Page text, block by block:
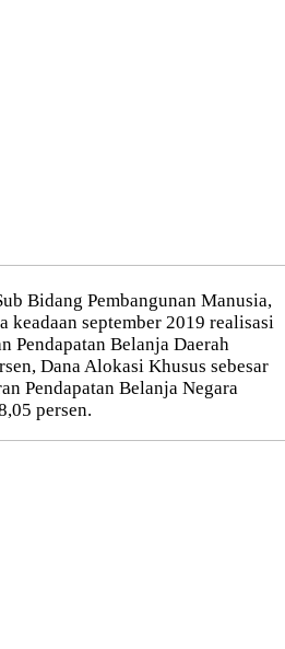
Bidang Pembangunan Manusia,
keadaan september 2019 realisasi
Pendapatan Belanja Daerah
Dana Alokasi Khusus sebesar
Pendapatan Belanja Negara
persen.